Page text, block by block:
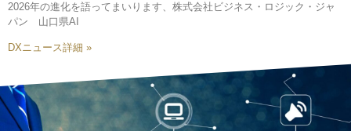
2026年の進化を語ってまいります、株式会社ビジネス・ロジック・ジャ
パン 山口県AI
DXニュース詳細 »